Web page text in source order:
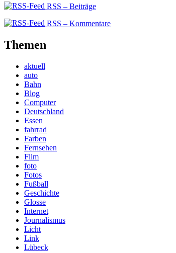
RSS – Beiträge
RSS – Kommentare
Themen
aktuell
auto
Bahn
Blog
Computer
Deutschland
Essen
fahrrad
Farben
Fernsehen
Film
foto
Fotos
Fußball
Geschichte
Glosse
Internet
Journalismus
Licht
Link
Lübeck